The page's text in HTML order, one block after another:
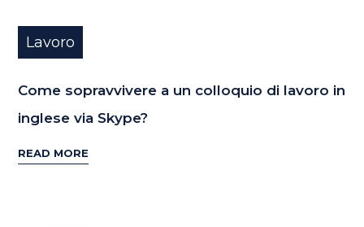
Lavoro
Come sopravvivere a un colloquio di lavoro in
inglese via Skype?
READ MORE